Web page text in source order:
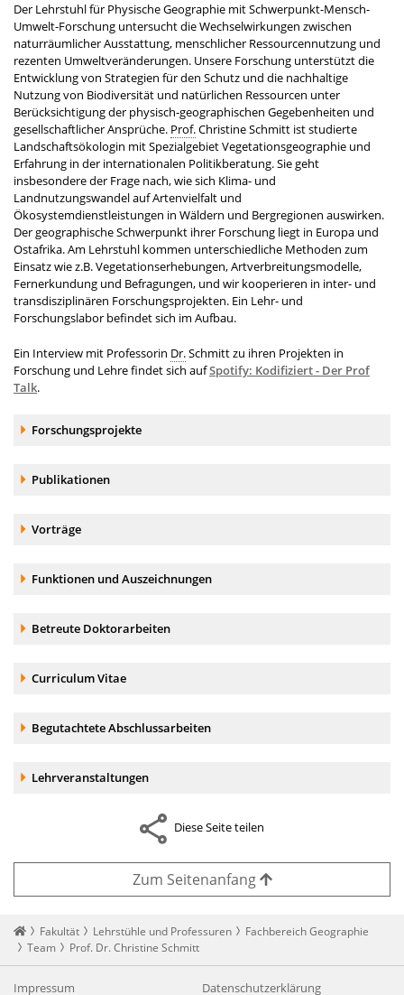
Der Lehrstuhl für Physische Geographie mit Schwerpunkt-Mensch-
Umwelt-Forschung untersucht die Wechselwirkungen zwischen
naturräumlicher Ausstattung, menschlicher Ressourcennutzung und
rezenten Umweltveränderungen. Unsere Forschung unterstützt die
Entwicklung von Strategien für den Schutz und die nachhaltige
Nutzung von Biodiversität und natürlichen Ressourcen unter
Berücksichtigung der physisch-geographischen Gegebenheiten und
gesellschaftlicher Ansprüche. Prof.Christine Schmitt ist studierte
Landschaftsökologin mit Spezialgebiet Vegetationsgeographie und
Erfahrung in der internationalen Politikberatung. Sie geht
insbesondere der Frage nach, wie sich Klima- und
Landnutzungswandel auf Artenvielfalt und
Ökosystemdienstleistungen in Wäldern und Bergregionen auswirken.
Der geographische Schwerpunkt ihrer Forschung liegt in Europa und
Ostafrika. Am Lehrstuhl kommen unterschiedliche Methoden zum
Einsatz wie z.B. Vegetationserhebungen, Artverbreitungsmodelle,
Fernerkundung und Befragungen, und wir kooperieren in inter- und
transdisziplinären Forschungsprojekten. Ein Lehr- und
Forschungslabor befindet sich im Aufbau.
Ein Interview mit Professorin Dr.Schmitt zu ihren Projekten in
Forschung und Lehre findet sich aufSpotify: Kodifiziert - Der Prof
Talk.
Akkordeonelement:
Forschungsprojekte
Akkordeonelement:
Publikationen
Akkordeonelement:
Vorträge
Akkordeonelement:
Funktionen und Auszeichnungen
Akkordeonelement:
Betreute Doktorarbeiten
Akkordeonelement:
Curriculum Vitae
Akkordeonelement:
Begutachtete Abschlussarbeiten
Akkordeonelement:
Lehrveranstaltungen
Diese Seite teilen
Zum Seitenanfang
Startseite
Fakultät Lehrstühle und Professuren
Fachbereich Geographie
Team
Prof. Dr. Christine Schmitt
Impressum Datenschutzerklärung